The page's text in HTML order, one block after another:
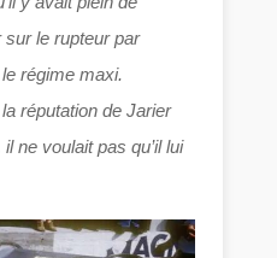
sur le rupteur par
régime maxi.
réputation de Jarier
ne voulait pas qu’il lui